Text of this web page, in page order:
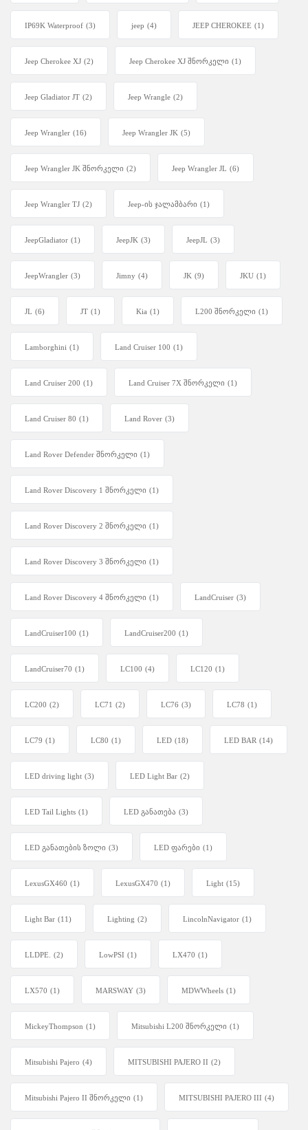
IP69K Waterproof (3) jeep (4) JEEP CHEROKEE (1)
Jeep Cherokee XJ (2) Jeep Cherokee XJ შნორკელი (1)
Jeep Gladiator JT (2) Jeep Wrangle (2)
Jeep Wrangler (16) Jeep Wrangler JK (5)
Jeep Wrangler JK შნორკელი (2) Jeep Wrangler JL (6)
Jeep Wrangler TJ (2) Jeep-ის ჯალამბარი (1)
JeepGladiator (1) JeepJK (3) JeepJL (3)
JeepWrangler (3) Jimny (4) JK (9) JKU (1)
JL (6) JT (1) Kia (1) L200 შნორკელი (1)
Lamborghini (1) Land Cruiser 100 (1)
Land Cruiser 200 (1) Land Cruiser 7X შნორკელი (1)
Land Cruiser 80 (1) Land Rover (3)
Land Rover Defender შნორკელი (1)
Land Rover Discovery 1 შნორკელი (1)
Land Rover Discovery 2 შნორკელი (1)
Land Rover Discovery 3 შნორკელი (1)
Land Rover Discovery 4 შნორკელი (1) LandCruiser (3)
LandCruiser100 (1) LandCruiser200 (1)
LandCruiser70 (1) LC100 (4) LC120 (1)
LC200 (2) LC71 (2) LC76 (3) LC78 (1)
LC79 (1) LC80 (1) LED (18) LED BAR (14)
LED driving light (3) LED Light Bar (2)
LED Tail Lights (1) LED განათება (3)
LED განათების ზოლი (3) LED ფარები (1)
LexusGX460 (1) LexusGX470 (1) Light (15)
Light Bar (11) Lighting (2) LincolnNavigator (1)
LLDPE. (2) LowPSI (1) LX470 (1)
LX570 (1) MARSWAY (3) MDWWheels (1)
MickeyThompson (1) Mitsubishi L200 შნორკელი (1)
Mitsubishi Pajero (4) MITSUBISHI PAJERO II (2)
Mitsubishi Pajero II შნორკელი (1) MITSUBISHI PAJERO III (4)